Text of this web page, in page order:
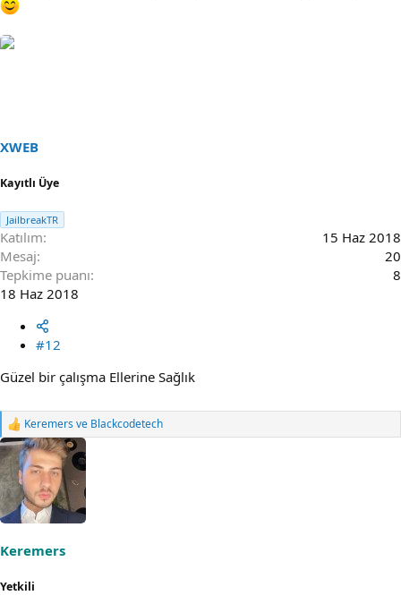
XWEB
Kayıtlı Üye
JailbreakTR
Katılım
15 Haz 2018
Mesaj
20
Tepkime puanı
8
18 Haz 2018
#12
Güzel bir çalışma Ellerine Sağlık
R
e
a
c
t
o
s
:
Keremers ve Blackcodetech
Keremers
Yetkili